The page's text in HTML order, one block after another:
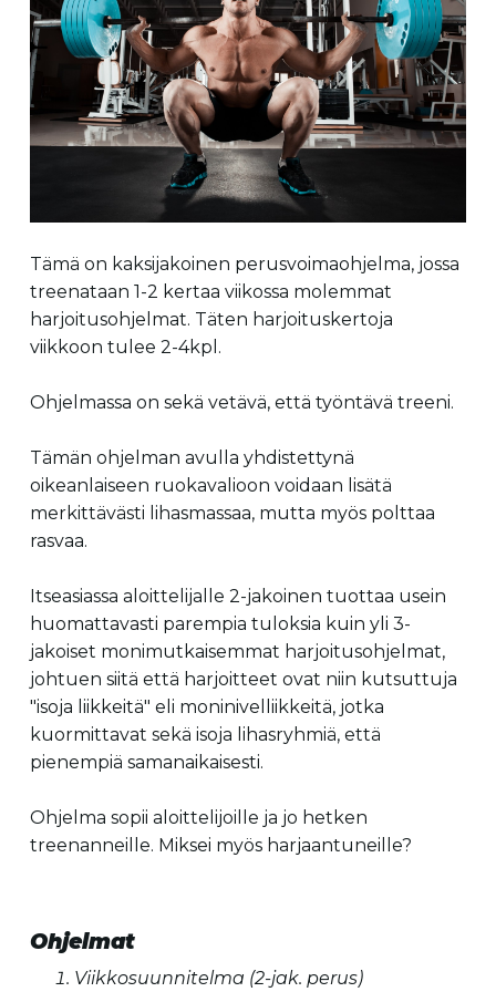
Tämä on kaksijakoinen perusvoimaohjelma, jossa
treenataan 1-2 kertaa viikossa molemmat
harjoitusohjelmat. Täten harjoituskertoja
viikkoon tulee 2-4kpl.
Ohjelmassa on sekä vetävä, että työntävä treeni.
Tämän ohjelman avulla yhdistettynä
oikeanlaiseen ruokavalioon voidaan lisätä
merkittävästi lihasmassaa, mutta myös polttaa
rasvaa.
Itseasiassa aloittelijalle 2-jakoinen tuottaa usein
huomattavasti parempia tuloksia kuin yli 3-
jakoiset monimutkaisemmat harjoitusohjelmat,
johtuen siitä että harjoitteet ovat niin kutsuttuja
"isoja liikkeitä" eli moninivelliikkeitä, jotka
kuormittavat sekä isoja lihasryhmiä, että
pienempiä samanaikaisesti.
Ohjelma sopii aloittelijoille ja jo hetken
treenanneille. Miksei myös harjaantuneille?
Ohjelmat
Viikkosuunnitelma (2-jak. perus)